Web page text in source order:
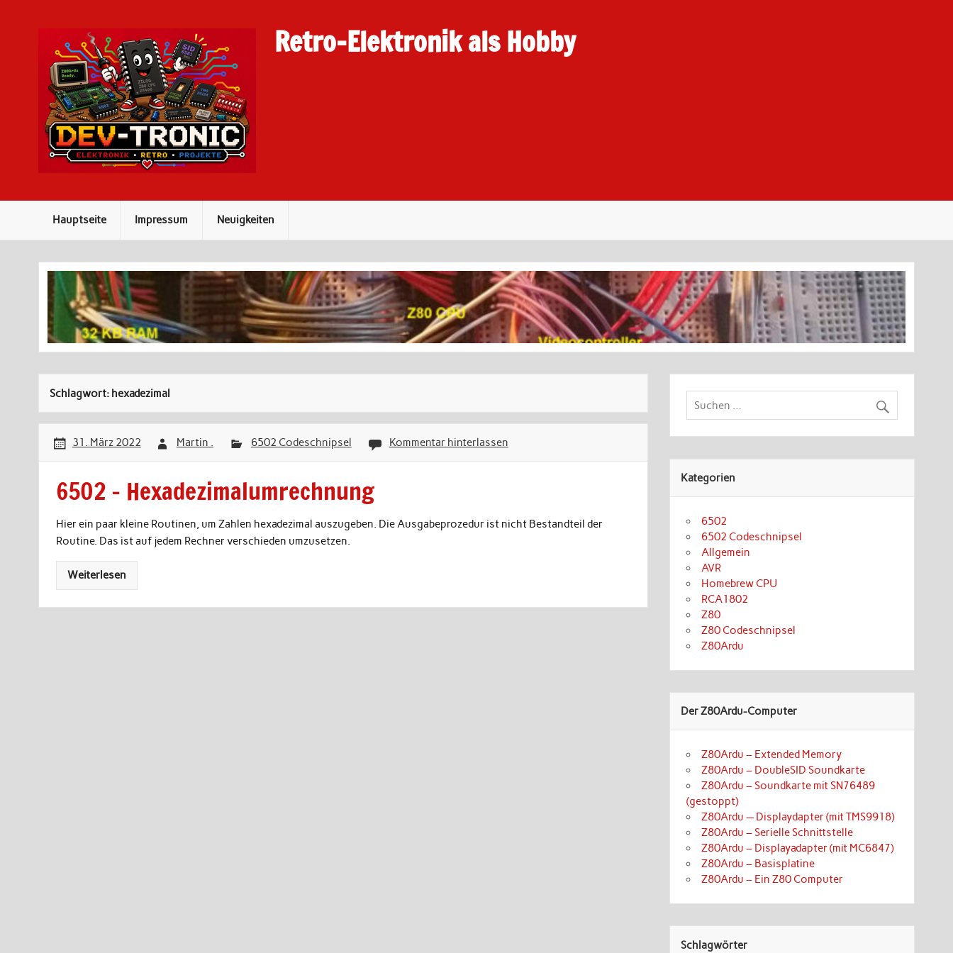
Retro-Elektronik als Hobby
Hauptseite Impressum Neuigkeiten
Schlagwort: hexadezimal
31. März 2022 Martin . 6502 Codeschnipsel Kommentar hinterlassen
6502 – Hexadezimalumrechnung
Hier ein paar kleine Routinen, um Zahlen hexadezimal auszugeben. Die Ausgabeprozedur ist nicht Bestandteil der
Routine. Das ist auf jedem Rechner verschieden umzusetzen.
Weiterlesen
Kategorien
6502
6502 Codeschnipsel
Allgemein
AVR
Homebrew CPU
RCA1802
Z80
Z80 Codeschnipsel
Z80Ardu
Der Z80Ardu-Computer
Z80Ardu – Extended Memory
Z80Ardu – DoubleSID Soundkarte
Z80Ardu – Soundkarte mit SN76489
(gestoppt)
Z80Ardu — Displaydapter (mit TMS9918)
Z80Ardu – Serielle Schnittstelle
Z80Ardu – Displayadapter (mit MC6847)
Z80Ardu – Basisplatine
Z80Ardu – Ein Z80 Computer
Schlagwörter